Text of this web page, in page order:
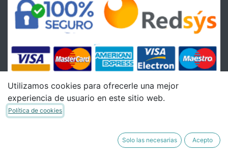
Condiciones
Utilizamos cookies para ofrecerle una mejor
experiencia de usuario en este sitio web.
Política de cookies
Solo las necesarias Acepto